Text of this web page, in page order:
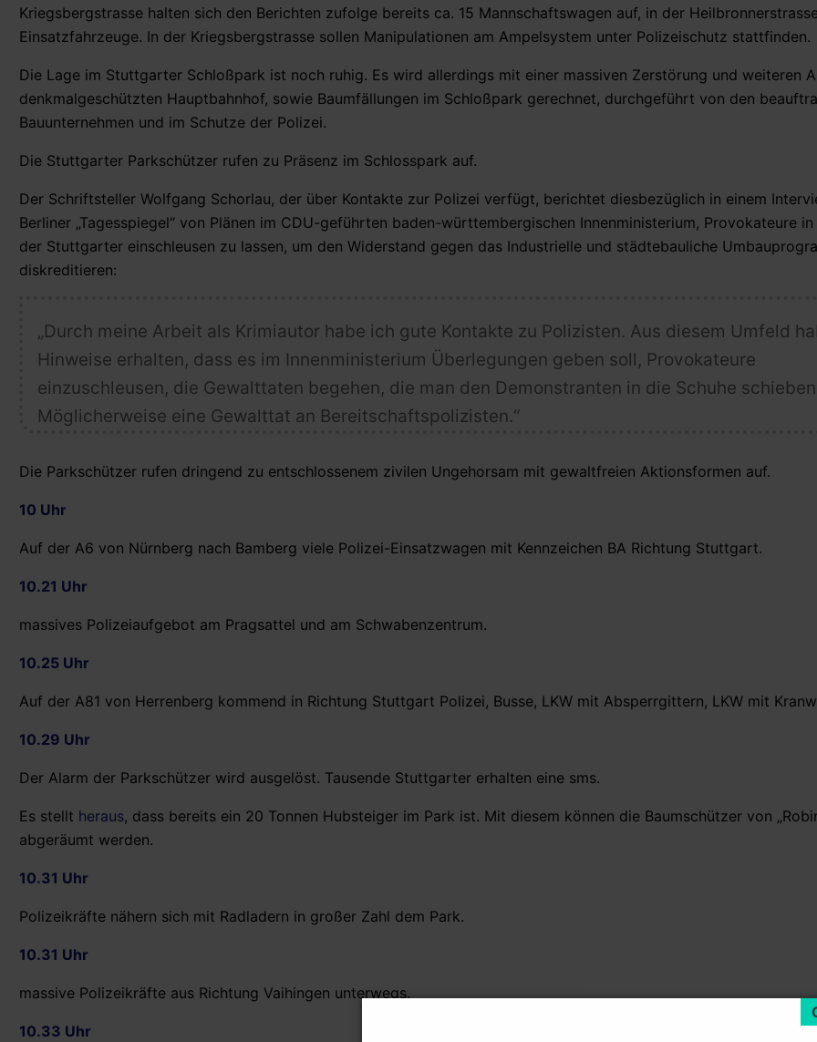
Kriegsbergstrasse halten sich den Berichten zufolge bereits ca. 15 Mannschaftswagen auf, in der
Einsatzfahrzeuge. In der Kriegsbergstrasse sollen Manipulationen am Ampelsystem unter Polizeischutz stattfinden.
Die Lage im Stuttgarter Schloßpark ist noch ruhig. Es wird allerdings mit einer massiven Zerstörung und weiteren
denkmalgeschützten Hauptbahnhof, sowie Baumfällungen im Schloßpark gerechnet, durchgeführt von den
Bauunternehmen und im Schutze der Polizei.
Die Stuttgarter Parkschützer rufen zu Präsenz im Schlosspark auf.
Der Schriftsteller Wolfgang Schorlau, der über Kontakte zur Polizei verfügt, berichtet diesbezüglich in einem
Berliner „Tagesspiegel“ von Plänen im CDU-geführten baden-württembergischen Innenministerium, Provokateure in
der Stuttgarter einschleusen zu lassen, um den Widerstand gegen das Industrielle und städtebauliche
diskreditieren:
„Durch meine Arbeit als Krimiautor habe ich gute Kontakte zu Polizisten. Aus diesem Umfeld
Hinweise erhalten, dass es im Innenministerium Überlegungen geben soll, Provokateure
einzuschleusen, die Gewalttaten begehen, die man den Demonstranten in die Schuhe
Möglicherweise eine Gewalttat an Bereitschaftspolizisten.“
Die Parkschützer rufen dringend zu entschlossenem zivilen Ungehorsam mit gewaltfreien Aktionsformen auf.
10 Uhr
Auf der A6 von Nürnberg nach Bamberg viele Polizei-Einsatzwagen mit Kennzeichen BA Richtung Stuttgart.
10.21 Uhr
massives Polizeiaufgebot am Pragsattel und am Schwabenzentrum.
10.25 Uhr
Auf der A81 von Herrenberg kommend in Richtung Stuttgart Polizei, Busse, LKW mit Absperrgittern, LKW mit
10.29 Uhr
Der Alarm der Parkschützer wird ausgelöst. Tausende Stuttgarter erhalten eine sms.
Es stellt heraus, dass bereits ein 20 Tonnen Hubsteiger im Park ist. Mit diesem können die Baumschützer von
abgeräumt werden.
10.31 Uhr
Polizeikräfte nähern sich mit Radladern in großer Zahl dem Park.
10.31 Uhr
massive Polizeikräfte aus Richtung Vaihingen unterwegs.
10.33 Uhr